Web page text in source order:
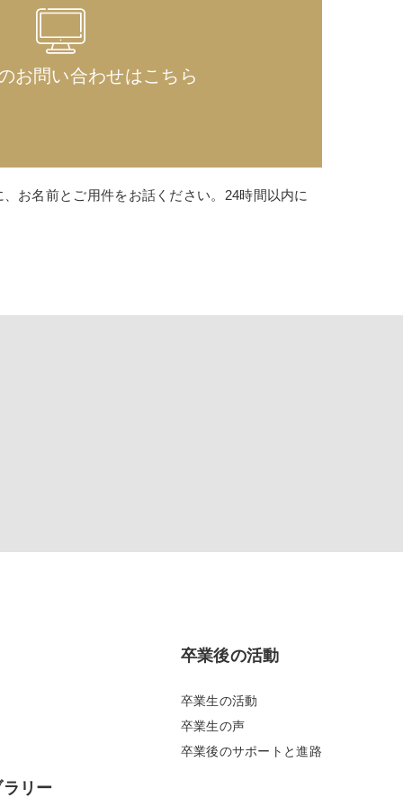
お問い合わせはこちら
お名前とご用件をお話ください。24時間以内に
リー
卒業後の活動
卒業生の活動
卒業生の声
卒業後のサポートと進路